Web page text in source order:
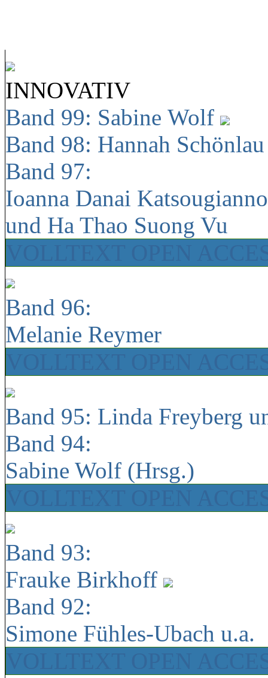
INNOVATIV
Band 99: Sabine Wolf
Band 98: Hannah
Band 97:
Ioanna Danai
und Ha Thao Suong Vu
Band 96:
Melanie Reymer
Band 95: Linda Freyberg
Band 94:
Sabine Wolf (Hrsg.)
Band 93:
Frauke Birkhoff
Band 92:
Simone Fühles-Ubach u.a.